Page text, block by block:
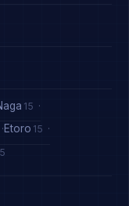
15
Etoro 15